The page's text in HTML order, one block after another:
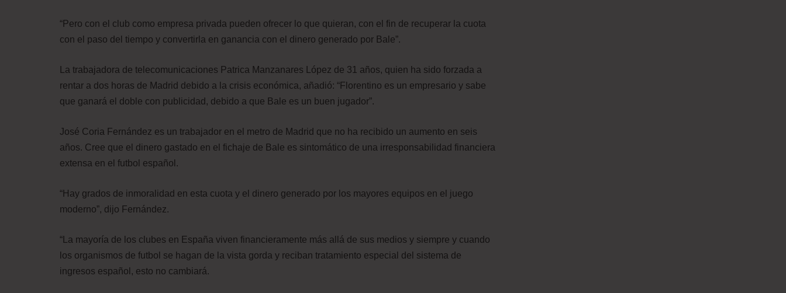
“Pero con el club como empresa privada pueden ofrecer lo que quieran, con el fin de recuperar la cuota
con el paso del tiempo y convertirla en ganancia con el dinero generado por Bale”.
La trabajadora de telecomunicaciones Patrica Manzanares López de 31 años, quien ha sido forzada a
rentar a dos horas de Madrid debido a la crisis económica, añadió: “Florentino es un empresario y sabe
que ganará el doble con publicidad, debido a que Bale es un buen jugador”.
José Coria Fernández es un trabajador en el metro de Madrid que no ha recibido un aumento en seis
años. Cree que el dinero gastado en el fichaje de Bale es sintomático de una irresponsabilidad financiera
extensa en el futbol español.
“Hay grados de inmoralidad en esta cuota y el dinero generado por los mayores equipos en el juego
moderno”, dijo Fernández.
“La mayoría de los clubes en España viven financieramente más allá de sus medios y siempre y cuando
los organismos de futbol se hagan de la vista gorda y reciban tratamiento especial del sistema de
ingresos español, esto no cambiará.